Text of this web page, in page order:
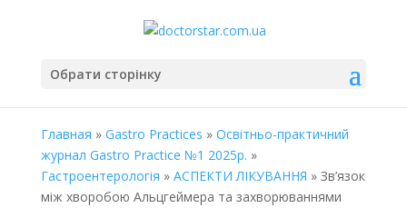
Обрати сторінку
Главная » Gastro Practices » Освітньо-практичний
журнал Gastro Practice №1 2025р. »
Гастроентерологія » АСПЕКТИ ЛІКУВАННЯ » Зв’язок
між хворобою Альцгеймера та захворюваннями